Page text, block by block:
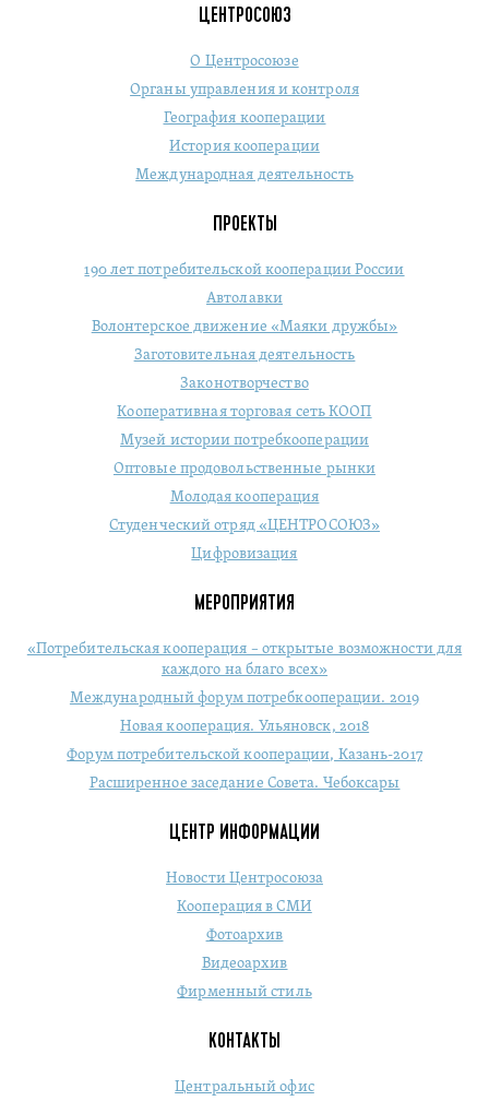
ЦЕНТРОСОЮЗ
О Центросоюзе
Органы управления и контроля
География кооперации
История кооперации
Международная деятельность
ПРОЕКТЫ
190 лет потребительской кооперации России
Автолавки
Волонтерское движение «Маяки дружбы»
Заготовительная деятельность
Законотворчество
Кооперативная торговая сеть КООП
Музей истории потребкооперации
Оптовые продовольственные рынки
Молодая кооперация
Студенческий отряд «ЦЕНТРОСОЮЗ»
Цифровизация
МЕРОПРИЯТИЯ
«Потребительская кооперация – открытые возможности для
каждого на благо всех»
Международный форум потребкооперации. 2019
Новая кооперация. Ульяновск, 2018
Форум потребительской кооперации, Казань-2017
Расширенное заседание Совета. Чебоксары
ЦЕНТР ИНФОРМАЦИИ
Новости Центросоюза
Кооперация в СМИ
Фотоархив
Видеоархив
Фирменный стиль
КОНТАКТЫ
Центральный офис